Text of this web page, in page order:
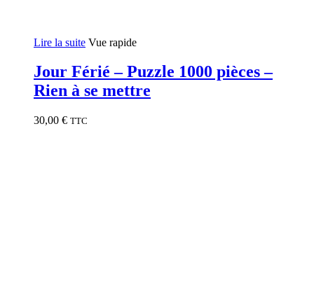
Lire la suite Vue rapide
Jour Férié – Puzzle 1000 pièces –
Rien à se mettre
30,00 € TTC